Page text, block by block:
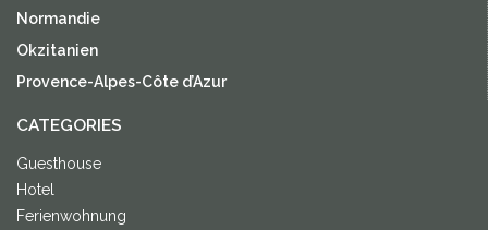
Normandie
Okzitanien
Provence-Alpes-Côte d’Azur
CATEGORIES
Guesthouse
Hotel
Ferienwohnung